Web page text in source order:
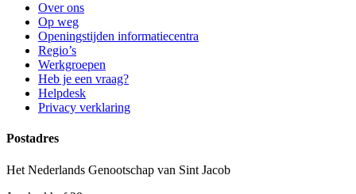
Over ons
Op weg
Openingstijden informatiecentra
Regio’s
Werkgroepen
Heb je een vraag?
Helpdesk
Privacy verklaring
Postadres
Het Nederlands Genootschap van Sint Jacob